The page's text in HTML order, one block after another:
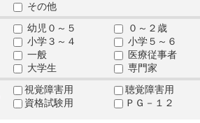
その他
幼児０～５
０～２歳
小学３～４
小学５～６
一般
医療従事者
大学生
専門家
視覚障害用
聴覚障害用
資格試験用
ＰＧ－１２